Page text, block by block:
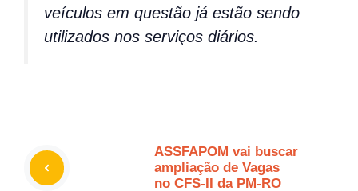
veículos em questão já estão sendo
utilizados nos serviços diários.
ASSFAPOM vai buscar
ampliação de Vagas
no CFS-II da PM-RO